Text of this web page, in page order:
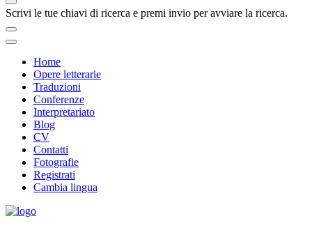
Scrivi le tue chiavi di ricerca e premi invio per avviare la ricerca.
Home
Opere letterarie
Traduzioni
Conferenze
Interpretariato
Blog
CV
Contatti
Fotografie
Registrati
Cambia lingua